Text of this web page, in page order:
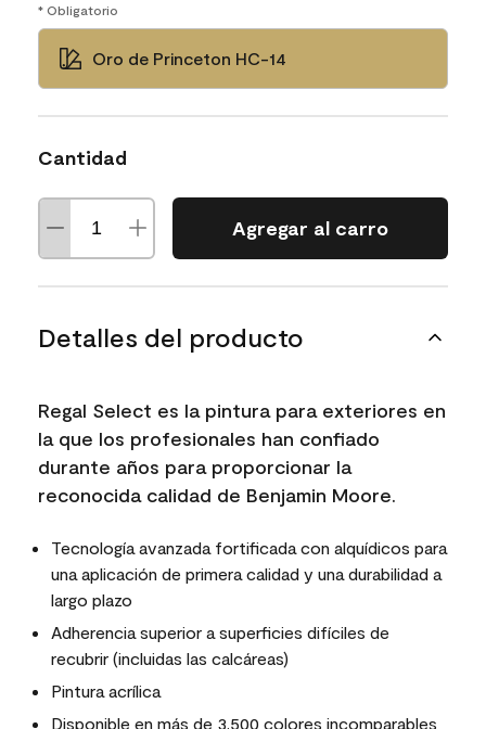
* Obligatorio
Oro de Princeton HC-14
Cantidad
Agregar al carro
Detalles del producto
Regal Select es la pintura para exteriores en
la que los profesionales han confiado
durante años para proporcionar la
reconocida calidad de Benjamin Moore.
Tecnología avanzada fortificada con alquídicos para
una aplicación de primera calidad y una durabilidad a
largo plazo
Adherencia superior a superficies difíciles de
recubrir (incluidas las calcáreas)
Pintura acrílica
Disponible en más de 3,500 colores incomparables